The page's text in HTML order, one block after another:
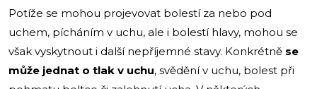
Potíže se mohou projevovat bolestí za nebo pod
uchem, pícháním v uchu, ale i bolestí hlavy, mohou se
však vyskytnout i další nepříjemné stavy. Konkrétně se
může jednat o tlak v uchu, svědění v uchu, bolest při